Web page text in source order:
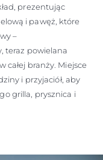
prezentując
i pawęż, które
–
teraz powielana
całej branży. Miejsce
i przyjaciół, aby
grilla, prysznica i